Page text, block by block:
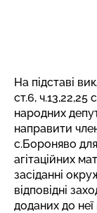
На підставі
ст.6,
народних
направити
с.Бороняво
агітаційних
засіданні
відповідні
доданих до неї